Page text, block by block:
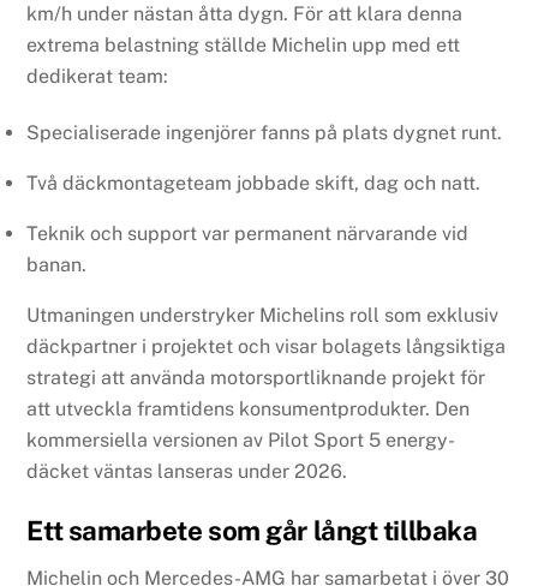
km/h under nästan åtta dygn. För att klara denna
extrema belastning ställde Michelin upp med ett
dedikerat team:
Specialiserade ingenjörer fanns på plats dygnet runt.
Två däckmontageteam jobbade skift, dag och natt.
Teknik och support var permanent närvarande vid
banan.
Utmaningen understryker Michelins roll som exklusiv
däckpartner i projektet och visar bolagets långsiktiga
strategi att använda motorsportliknande projekt för
att utveckla framtidens konsumentprodukter. Den
kommersiella versionen av Pilot Sport 5 energy-
däcket väntas lanseras under 2026.
Ett samarbete som går långt tillbaka
Michelin och Mercedes-AMG har samarbetat i över 30